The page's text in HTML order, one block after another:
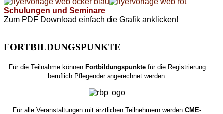
Schulungen und Seminare
Zum PDF Download einfach die Grafik anklicken!
FORTBILDUNGSPUNKTE
Für die Teilnahme könnenFortbildungspunktefür die Registrierung
beruflich Pflegender angerechnet werden.
Für alle Veranstaltungen mit ärztlichen Teilnehmern werdenCME-